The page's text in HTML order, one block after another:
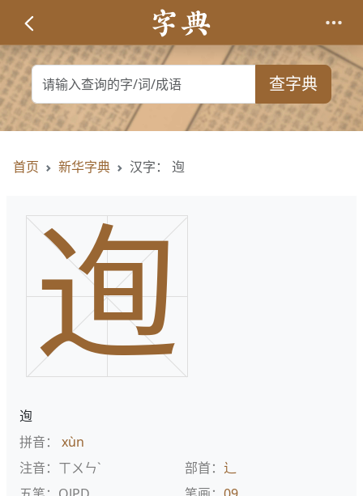
查字典
首页 新华字典 汉字： 迿
迿
迿
拼音： xùn
注音：ㄒㄨㄣˋ
部首： 辶